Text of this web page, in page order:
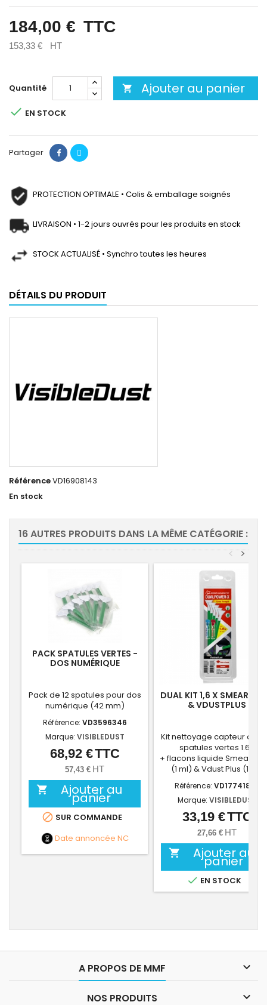
184,00 € TTC
153,33 € HT
Quantité  Ajouter au panier
 EN STOCK
Partager
PROTECTION OPTIMALE • Colis & emballage soignés
LIVRAISON • 1-2 jours ouvrés pour les produits en stock
STOCK ACTUALISÉ • Synchro toutes les heures
DÉTAILS DU PRODUIT
RéférenceVD16908143
En stock
16 AUTRES PRODUITS DANS LA MÊME CATÉGORIE :
>
<
PACK SPATULES VERTES -
DOS NUMÉRIQUE
Pack de 12 spatules pour dos
numérique (42 mm)
Référence: VD3596346
Marque: VISIBLEDUST
Prix
68,92 €TTC
57,43 € HT
 Ajouter au
panier
 SUR COMMANDE
Date annoncée NC
DUAL KIT 1,6 X
& VDUSTPLUS
Kit nettoyage capteur
spatules vertes 1.6X
+ flacons liquide Smear
(1 ml) & Vdust Plus (1 ml)
Référence: VD17741820
Marque: VISIBLEDUST
Prix
33,19 €TTC
27,66 € HT
 Ajouter au
panier
 EN STOCK
A PROPOS DE MMF 
NOS PRODUITS 